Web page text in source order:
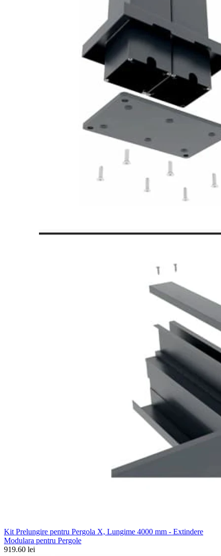
Kit Prelungire pentru Pergola X, Lungime 4000 mm - Extindere
Modulara pentru Pergole
919.60 lei